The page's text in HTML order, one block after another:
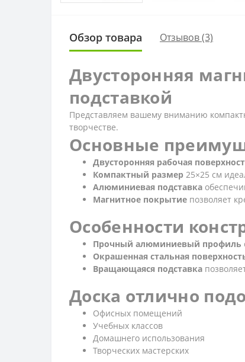
Обзор товара Отзывов (3)
Двусторонняя
подставкой
Представляем вашему вниманию
творчестве.
Основные
Двусторонняя рабочая
Компактный размер 25×25 см
Алюминиевая подставка
Магнитное покрытие позволяет
Особенности
Прочный алюминиевый профиль
Окрашенная стальная
Вращающаяся подставка
Доска отлично
Офисных помещений
Учебных классов
Домашнего использования
Творческих мастерских